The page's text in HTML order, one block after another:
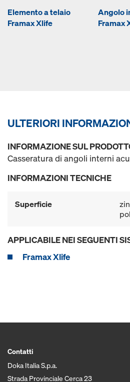
Elemento a telaio
Framax Xlife
Angolo
Framax
ULTERIORI
INFORMAZIONE SUL
Casseratura di angoli interni
INFORMAZIONI TECNICHE
Superficie
APPLICABILE NEI SEGUENTI
Framax Xlife
Contatti
Doka Italia S.p.a.
Strada Provinciale Cerca 23